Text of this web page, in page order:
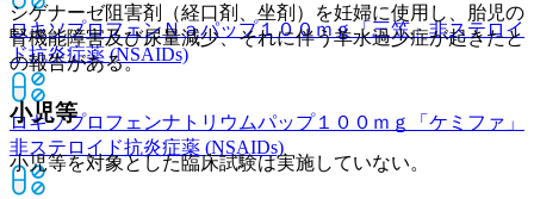
ロキソプロフェンＮａパップ１００ｍｇ「三笠」非ステロイ
ド抗炎症薬 (NSAIDs)
ロキソプロフェンナトリウムパップ１００ｍｇ「ケミファ」
非ステロイド抗炎症薬 (NSAIDs)
シゲナーゼ阻害剤（経口剤、坐剤）を妊婦に使用し、胎児の
腎機能障害及び尿量減少、それに伴う羊水過少症が起きたと
の報告がある。
小児等
小児等を対象とした臨床試験は実施していない。